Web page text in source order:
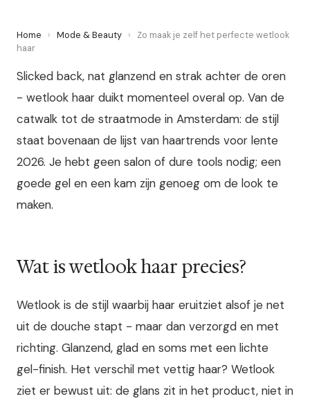
Home › Mode & Beauty ›
Zo maak je zelf het perfecte wetlook
haar
Slicked back, nat glanzend en strak achter de oren
- wetlook haar duikt momenteel overal op. Van de
catwalk tot de straatmode in Amsterdam: de stijl
staat bovenaan de lijst van haartrends voor lente
2026. Je hebt geen salon of dure tools nodig; een
goede gel en een kam zijn genoeg om de look te
maken.
Wat is wetlook haar precies?
Wetlook is de stijl waarbij haar eruitziet alsof je net
uit de douche stapt - maar dan verzorgd en met
richting. Glanzend, glad en soms met een lichte
gel-finish. Het verschil met vettig haar? Wetlook
ziet er bewust uit: de glans zit in het product, niet in